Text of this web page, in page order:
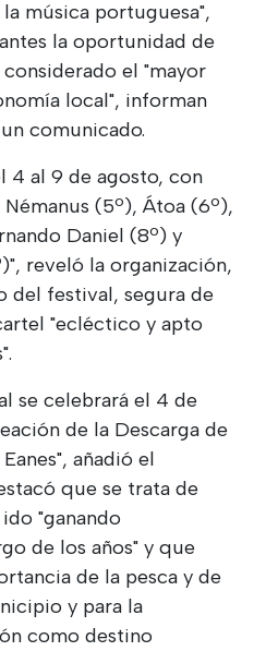
música portuguesa",
la oportunidad de
el "mayor
local", informan
comunicado.
4 al 9 de agosto, con
(5º), Átoa (6º),
Daniel (8º) y
reveló la organización,
del festival, segura de
"ecléctico y apto
se celebrará el 4 de
de la Descarga de
añadió el
que se trata de
"ganando
de los años" y que
de la pesca y de
y para la
como destino